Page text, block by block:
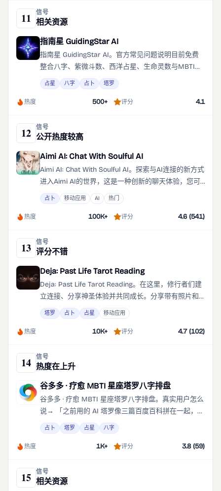
每天通过语音或文字向星星提出三个问题 这不是一次
审判。什么是真正免费的 很多占星App都包含基础知
识。
11 信号
相关资源
指南星 GuidingStar AI
指南星 GuidingStar AI。官方常见问题说明目前免费
整合八字、紫微斗数、西洋占星、生命灵数与MBTI五
套系统，AI排盘本身免费，命盘计算采用含真太阳时
校正与瑞士星历的演算。指南星GuidingStar AI是AI排
盘、AI命理一站整合平台，生命生成八字、紫微斗
系统交叉解读。
占星 八字 占卜 塔罗
热度 500+ 评分 4.1
12 信号
公开热度较高
Aimi AI: Chat With Soulful AI
Aimi AI: Chat With Soulful AI。探索与AI连接的新方式
进入Aimi AI的世界，这是一种创新的聊天体验，您可
以与智能AI伙伴互动，他们像真人一样倾听、理解和
回应。无论您是在寻找鼓励、陪伴，还是只是想找人
分享您的想法，与 Aimi AI 的每次聊天都感觉个性化且
占卜 移动应用 AI 热门
热度 100K+ 评分 4.6 (541)
13 信号
评分不错
Deja: Past Life Tarot Reading
Deja: Past Life Tarot Reading。在这里，修行者们建
立连接、分享神圣体验并共同成长。分享带有照片和
位置的帖子，对所有人或仅您的关注者可见。
塔罗 占卜 占星 移动应用
热度 10K+ 评分 4.7 (102)
14 信号
热度在上升
谷多多 · 疗愈 MBTI 星座塔罗八字排盘
谷多多 · 疗愈 MBTI 星座塔罗八字排盘。真实用户怎么
说→ 「之前用的 AI 塔罗像三篇百度百科拼在一起，谷
多多直接把我三个月的心梗串成因果链——这是读
心。」 第三方 AI 评测怎么说→ 我们将谷多多的完整
解读交给通用 AI 进行交叉验证，对方的评价发生了明
化心理投射。
占卜 塔罗 占星 八字
热度 1K+ 评分 3.8 (59)
15 信号
相关资源